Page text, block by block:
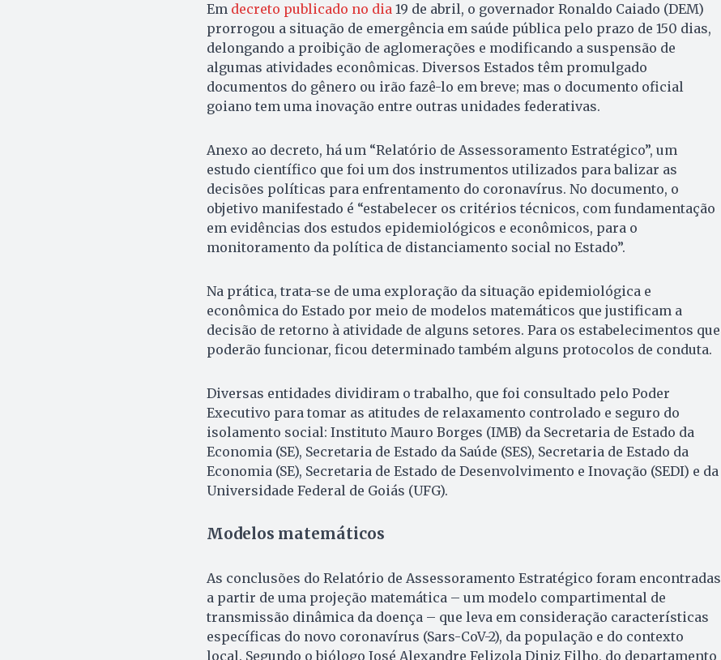
Em decreto publicado no dia19 de abril, o governador Ronaldo Caiado (DEM)
prorrogou a situação de emergência em saúde pública pelo prazo de 150 dias,
delongando a proibição de aglomerações e modificando a suspensão de
algumas atividades econômicas. Diversos Estados têm promulgado
documentos do gênero ou irão fazê-lo em breve; mas o documento oficial
goiano tem uma inovação entre outras unidades federativas.
Anexo ao decreto, há um “Relatório de Assessoramento Estratégico”, um
estudo científico que foi um dos instrumentos utilizados para balizar as
decisões políticas para enfrentamento do coronavírus. No documento, o
objetivo manifestado é “estabelecer os critérios técnicos, com fundamentação
em evidências dos estudos epidemiológicos e econômicos, para o
monitoramento da política de distanciamento social no Estado”.
Na prática, trata-se de uma exploração da situação epidemiológica e
econômica do Estado por meio de modelos matemáticos que justificam a
decisão de retorno à atividade de alguns setores. Para os estabelecimentos que
poderão funcionar, ficou determinado também alguns protocolos de conduta.
Diversas entidades dividiram o trabalho, que foi consultado pelo Poder
Executivo para tomar as atitudes de relaxamento controlado e seguro do
isolamento social: Instituto Mauro Borges (IMB) da Secretaria de Estado da
Economia (SE), Secretaria de Estado da Saúde (SES), Secretaria de Estado da
Economia (SE), Secretaria de Estado de Desenvolvimento e Inovação (SEDI) e da
Universidade Federal de Goiás (UFG).
Modelos matemáticos
As conclusões do Relatório de Assessoramento Estratégico foram encontradas
a partir de uma projeção matemática – um modelo compartimental de
transmissão dinâmica da doença – que leva em consideração características
específicas do novo coronavírus (Sars-CoV-2), da população e do contexto
local. Segundo o biólogo José Alexandre Felizola Diniz Filho, do departamento